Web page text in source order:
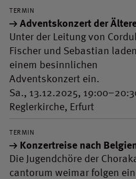
TERMIN
Adventskonzert der
Unter der Leitung von
Fischer und Sebastian
einem besinnlichen
Adventskonzert ein.
Sa., 13.12.2025,
Reglerkirche, Erfurt
TERMIN
Konzertreise nach
Die Jugendchöre der
cantorum weimar folgen